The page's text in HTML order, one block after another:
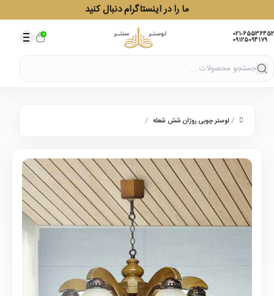
ما را در اینستاگرام دنبال کنید
021-65536452
09125094179
0
/ لوستر چوبی روژان شش شعله /